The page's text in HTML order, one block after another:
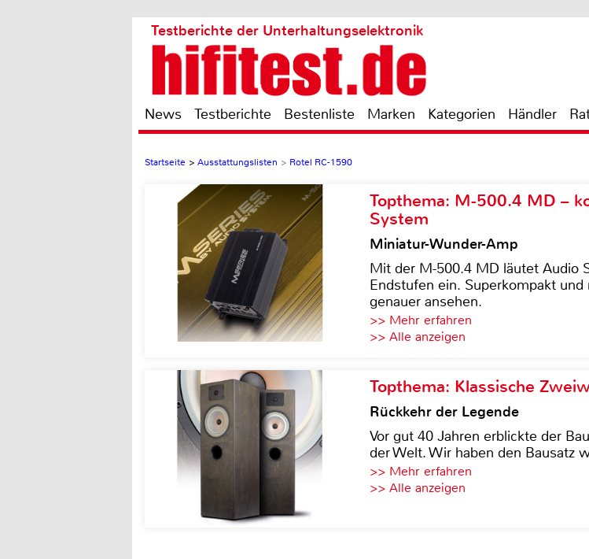
Testberichte der Unterhaltungselektronik
News Testberichte Bestenliste Marken Kategorien Händler
Startseite > Ausstattungslisten > Rotel RC-1590
Topthema: M-500.4 MD –
System
Miniatur-Wunder-Amp
Mit der M-500.4 MD läutet Audio
Endstufen ein. Superkompakt
genauer ansehen.
>> Mehr erfahren
>> Alle anzeigen
Topthema: Klassische
Rückkehr der Legende
Vor gut 40 Jahren erblickte der
der Welt. Wir haben den Bausatz
>> Mehr erfahren
>> Alle anzeigen